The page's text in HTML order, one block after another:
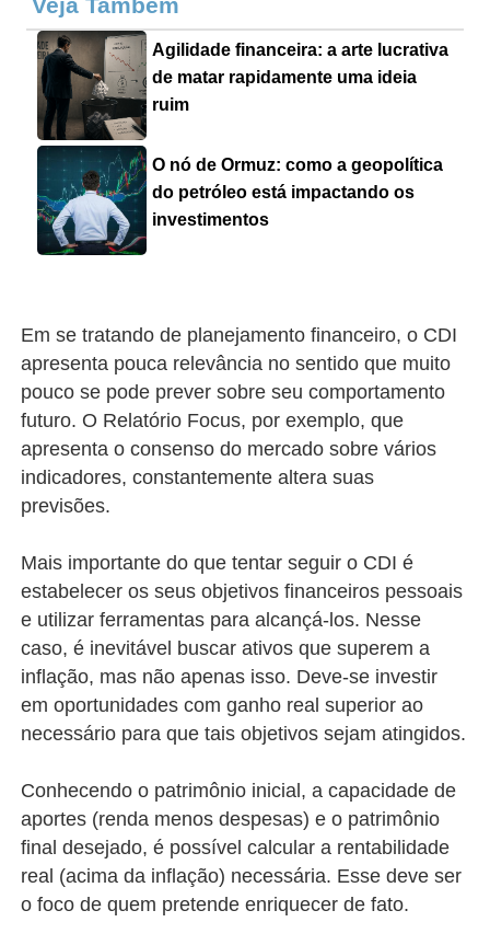
Agilidade financeira: a arte lucrativa
de matar rapidamente uma ideia
ruim
O nó de Ormuz: como a geopolítica
do petróleo está impactando os
investimentos
Em se tratando de planejamento financeiro, o CDI
apresenta pouca relevância no sentido que muito
pouco se pode prever sobre seu comportamento
futuro. O Relatório Focus, por exemplo, que
apresenta o consenso do mercado sobre vários
indicadores, constantemente altera suas
previsões.
Mais importante do que tentar seguir o CDI é
estabelecer os seus objetivos financeiros pessoais
e utilizar ferramentas para alcançá-los. Nesse
caso, é inevitável buscar ativos que superem a
inflação, mas não apenas isso. Deve-se investir
em oportunidades com ganho real superior ao
necessário para que tais objetivos sejam atingidos.
Conhecendo o patrimônio inicial, a capacidade de
aportes (renda menos despesas) e o patrimônio
final desejado, é possível calcular a rentabilidade
real (acima da inflação) necessária. Esse deve ser
o foco de quem pretende enriquecer de fato.